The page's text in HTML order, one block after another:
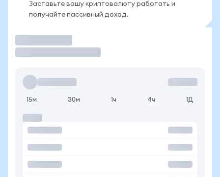
Заставьте вашу криптовалюту работать и
получайте пассивный доход.
15м 30м 1ч 4ч 1Д